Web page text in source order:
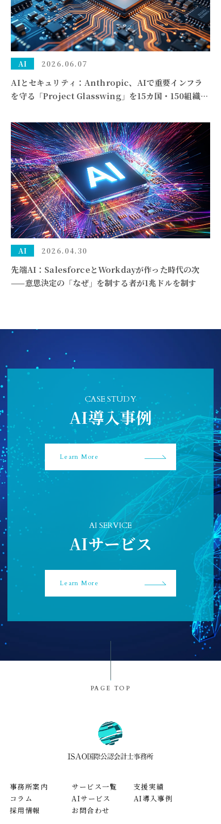
AI 2026.06.07
AIとセキュリティ：Anthropic、AIで重要インフラ
を守る「Project Glasswing」を15カ国・150組織へ
AI 2026.04.30
先端AI：SalesforceとWorkdayが作った時代の次
——意思決定の「なぜ」を制する者が1兆ドルを制す
CASE STUDY
AI導入事例
Learn More
AI SERVICE
AIサービス
Learn More
PAGE TOP
事務所案内 サービス一覧
支援実績
コラム
AIサービス
AI導入事例
採用情報
お問合わせ